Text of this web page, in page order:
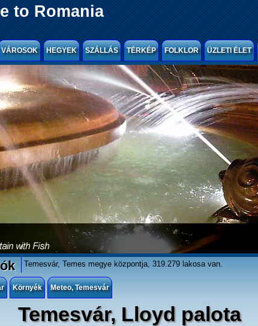
to Romania
VÁROSOK HEGYEK SZÁLLÁS TÉRKÉP FOLKLOR ÜZLETI ÉLET
Temesvár, Temes megye központja, 319.279 lakosa van.
Környék Meteo, Temesvár
Temesvár, Lloyd palota